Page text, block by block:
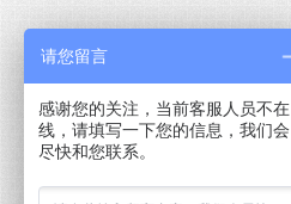
请您留言
感谢您的关注，当前客服人员不在
线，请填写一下您的信息，我们会
尽快和您联系。